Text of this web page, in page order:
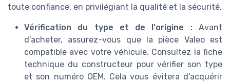
toute confiance, en privilégiant la qualité et la sécurité.
Vérification du type et de l'origine :Avant
d'acheter, assurez-vous que la pièce Valeo est
compatible avec votre véhicule. Consultez la fiche
technique du constructeur pour vérifier son type
et son numéro OEM. Cela vous évitera d'acquérir